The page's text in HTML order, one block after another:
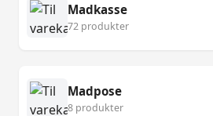
Madkasse
72 produkter
Madpose
8 produkter